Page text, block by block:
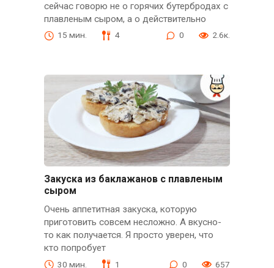
сейчас говорю не о горячих бутербродах с
плавленым сыром, а о действительно
15 мин. 4 0 2.6к.
Закуска из баклажанов с плавленым
сыром
Очень аппетитная закуска, которую
приготовить совсем несложно. А вкусно-
то как получается. Я просто уверен, что
кто попробует
30 мин. 1 0 657